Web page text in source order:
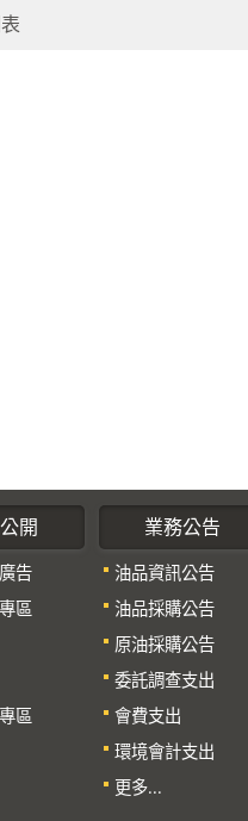
開
告
區
區
業務公告
油品資訊公告
油品採購公告
原油採購公告
委託調查支出
會費支出
環境會計支出
更多...